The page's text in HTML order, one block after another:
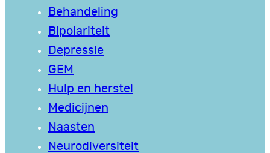
Behandeling
Bipolariteit
Depressie
GEM
Hulp en herstel
Medicijnen
Naasten
Neurodiversiteit